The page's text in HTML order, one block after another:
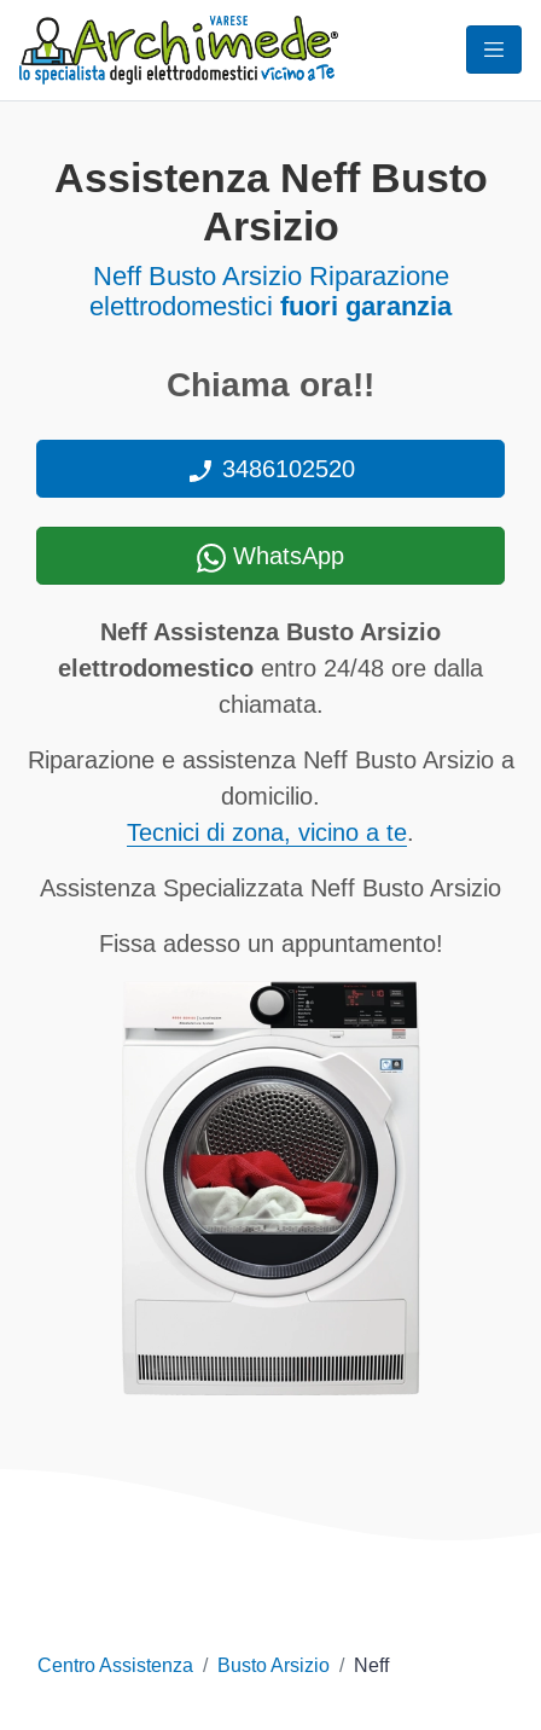
Assistenza Neff Busto
Arsizio
Neff Busto Arsizio Riparazione
elettrodomestici fuori garanzia
Chiama ora!!
3486102520
WhatsApp
Neff Assistenza Busto Arsizio
elettrodomestico entro 24/48 ore dalla
chiamata.
Riparazione e assistenza Neff Busto Arsizio a
domicilio.
Tecnici di zona, vicino a te.
Assistenza Specializzata Neff Busto Arsizio
Fissa adesso un appuntamento!
Centro Assistenza Busto Arsizio Neff